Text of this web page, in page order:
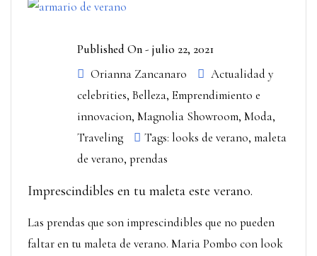
Published On - julio 22, 2021
Orianna Zancanaro
Actualidad y
celebrities, Belleza, Emprendimiento e
innovacion, Magnolia Showroom, Moda,
Traveling
Tags: looks de verano, maleta
de verano, prendas
Imprescindibles en tu maleta este verano.
Las prendas que son imprescindibles que no pueden
faltar en tu maleta de verano. Maria Pombo con look